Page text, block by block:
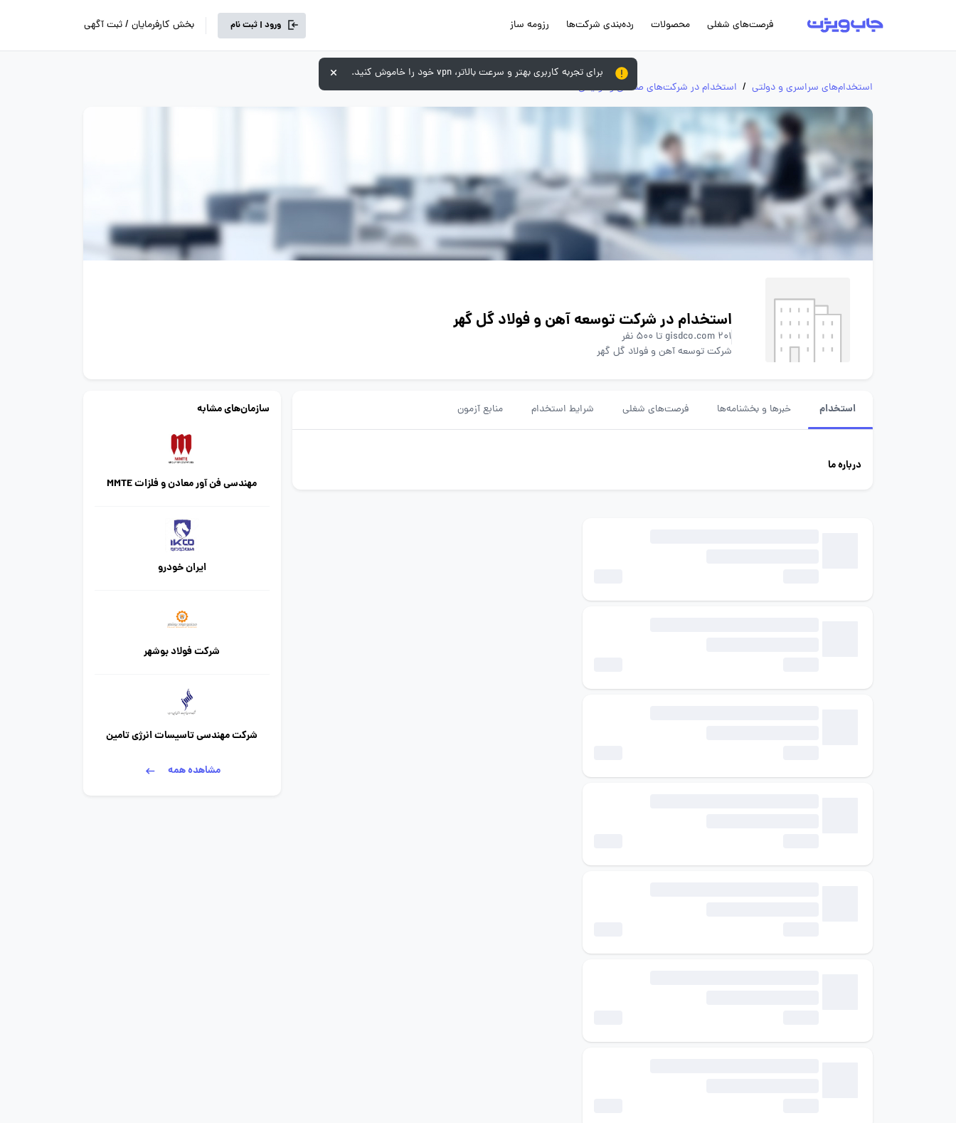
فرصت‌های شغلی محصولات رده‌بندی شرکت‌ها رزومه ساز ورود | ثبت نام بخش کارفرمایان / ثبت آگهی
استخدام‌های سراسری و دولتی / استخدام در شرکت‌های صنعتی و تولیدی
استخدام در شرکت توسعه آهن و فولاد گل گهر
gisdco.com 201 تا 500 نفر
شرکت توسعه آهن و فولاد گل گهر
استخدام خبرها و بخشنامه‌ها فرصت‌های شغلی شرایط استخدام منابع آزمون
درباره ما
سازمان‌های مشابه
مهندسی فن آور معادن و فلزات MMTE
ایران خودرو
شرکت فولاد بوشهر
شرکت مهندسی تاسیسات انرژی تامین
مشاهده همه
برای تجربه کاربری بهتر و سرعت بالاتر، vpn خود را خاموش کنید.